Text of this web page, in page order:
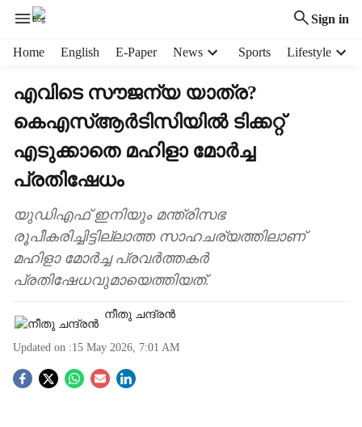
Sign in
Home English E-Paper News Sports Lifestyle
എവിടെ സൗജന്യ യാത്ര?
കെഎസ്ആർടിസിയിൽ ടിക്കറ്റ്
എടുക്കാതെ മഹിളാ മോർച്ച
പ്രതിഷേധം
യുഡിഎഫ് ഇനിയും മന്ത്രിസഭ
രൂപീകരിച്ചിട്ടില്ലാത്ത സാഹചര്യത്തിലാണ്
മഹിളാ മോർച്ച പ്രവർത്തകർ
പ്രതിഷേധവുമായെത്തിയത്.
നീതു ചന്ദ്രൻ
Updated on :15 May 2026, 7:01 AM
S